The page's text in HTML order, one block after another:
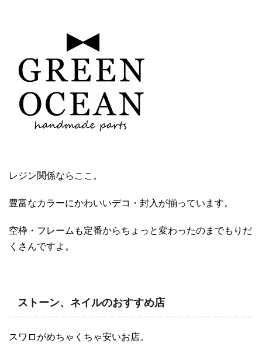
レジン関係ならここ。
豊富なカラーにかわいいデコ・封入が揃っています。
空枠・フレームも定番からちょっと変わったのまでもりだ
くさんですよ。
ストーン、ネイルのおすすめ店
スワロがめちゃくちゃ安いお店。